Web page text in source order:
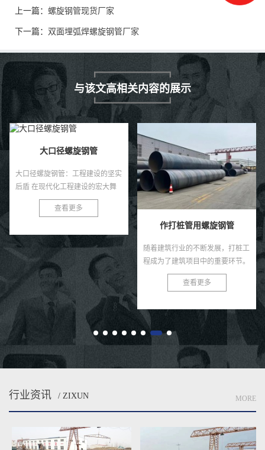
上一篇： 螺旋钢管现货厂家
下一篇： 双面埋弧焊螺旋钢管厂家
与该文高相关内容的展示
大口径螺旋钢管
大口径螺旋钢管：工程建设的坚实
后盾 在现代化工程建设的宏大舞
台上，大口径螺旋钢管以其独特的
优势，扮演着至关重要的角色。作
查看更多
作打桩管用螺旋钢管
随着建筑行业的不断发展，打桩工
程成为了建筑项目中的重要环节。
为了满足打桩工程的需求，我们推
出了高效、耐用、安全的作打桩管
查看更多
行业资讯 / ZIXUN MORE